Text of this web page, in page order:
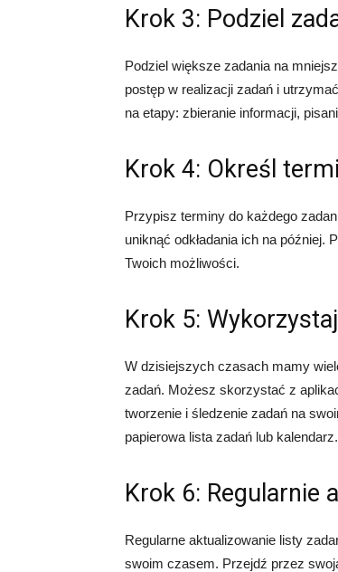
Krok 3: Podziel
Podziel większe zadania na
postęp w realizacji zadań i
na etapy: zbieranie informacji,
Krok 4: Określ
Przypisz terminy do każdego
uniknąć odkładania ich na
Twoich możliwości.
Krok 5:
W dzisiejszych czasach mamy
zadań. Możesz skorzystać z
tworzenie i śledzenie zadań na
papierowa lista zadań lub kalendarz.
Krok 6: Regularnie
Regularne aktualizowanie listy
swoim czasem. Przejdź przez